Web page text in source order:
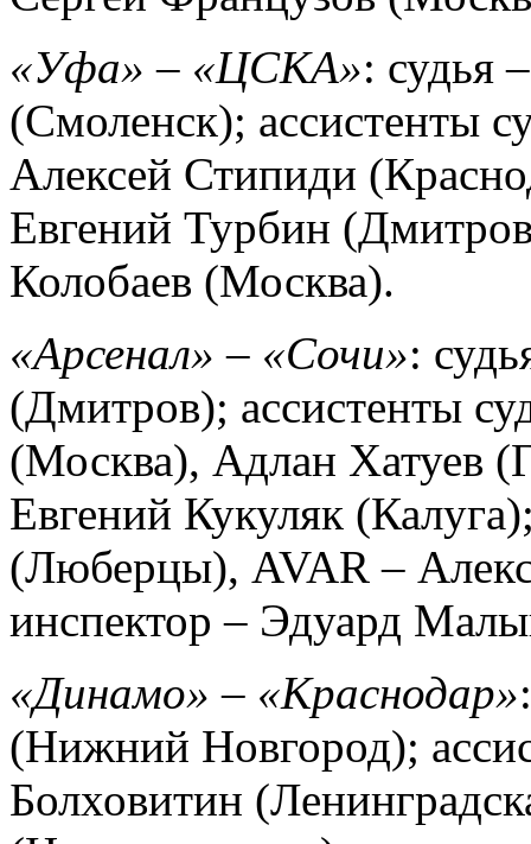
«Уфа» – «ЦСКА»: судья
(Смоленск); ассистенты
Алексей Стипиди
Евгений Турбин
Колобаев (Москва).
«Арсенал» – «Сочи»:
(Дмитров); ассистенты
(Москва), Адлан Хатуев
Евгений Кукуляк
(Люберцы), AVAR –
инспектор – Эдуард
«Динамо» – «Краснодар»
(Нижний Новгород);
Болховитин